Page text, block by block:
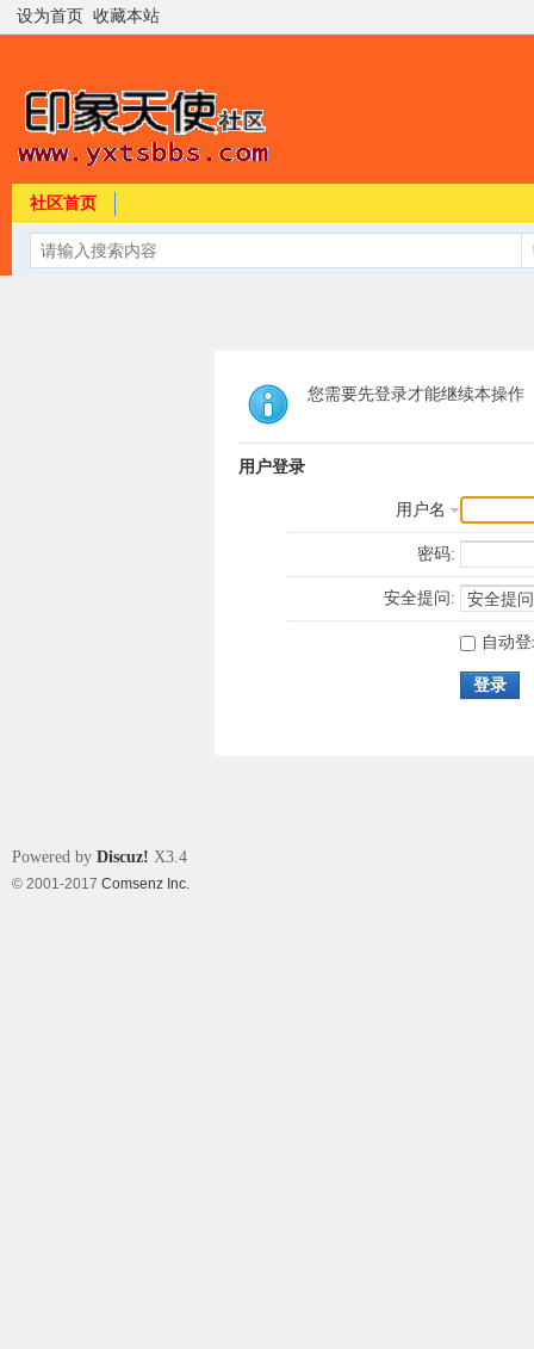
设为首页 收藏本站
社区首页
您需要先登录才能继续本操作
用户登录
用户名
密码:
安全提问:
自动
登录
Powered by Discuz! X3.4
© 2001-2017 Comsenz Inc.